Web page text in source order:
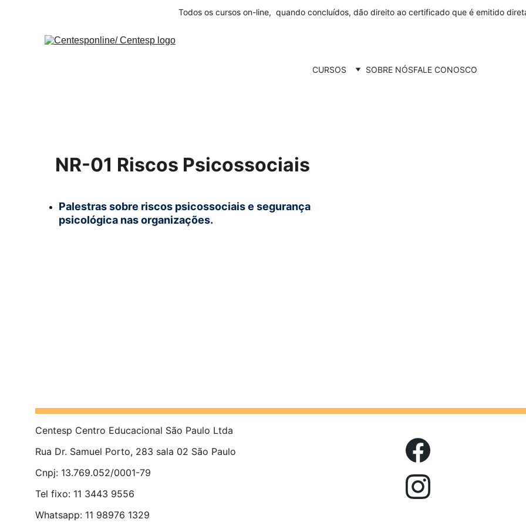
Todos os cursos on-line,  quando concluídos, dão direito ao certificado que é emitido
CURSOS SOBRE NÓSFALE CONOSCO
NR-01 Riscos Psicossociais
Palestras sobre riscos psicossociais e segurança
psicológica nas organizações.
Centesp Centro Educacional São Paulo Ltda
Rua Dr. Samuel Porto, 283 sala 02 São Paulo
Cnpj: 13.769.052/0001-79
Tel fixo: 11 3443 9556
Whatsapp: 11 98976 1329